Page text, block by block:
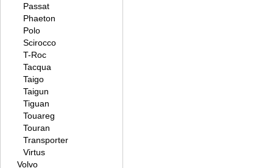
Passat
Phaeton
Polo
Scirocco
T-Roc
Tacqua
Taigo
Taigun
Tiguan
Touareg
Touran
Transporter
Virtus
Volvo